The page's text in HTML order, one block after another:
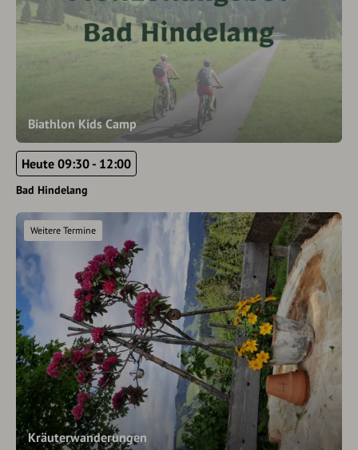
Biathlon Kids Camp
Heute 09:30 - 12:00
Bad Hindelang
Kräuterwanderungen
Weitere Termine